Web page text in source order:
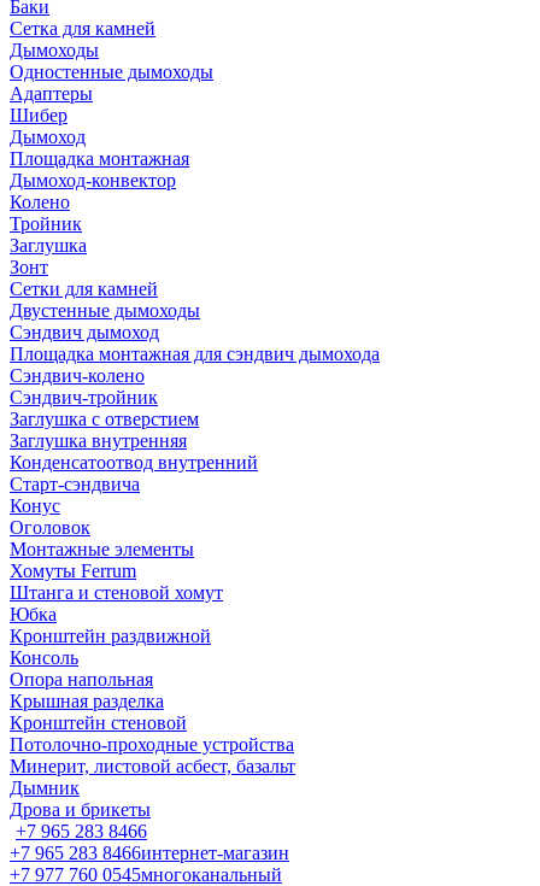
Баки
Сетка для камней
Дымоходы
Одностенные дымоходы
Адаптеры
Шибер
Дымоход
Площадка монтажная
Дымоход-конвектор
Колено
Тройник
Заглушка
Зонт
Сетки для камней
Двустенные дымоходы
Сэндвич дымоход
Площадка монтажная для сэндвич дымохода
Сэндвич-колено
Сэндвич-тройник
Заглушка с отверстием
Заглушка внутренняя
Конденсатоотвод внутренний
Старт-сэндвича
Конус
Оголовок
Монтажные элементы
Хомуты Ferrum
Штанга и стеновой хомут
Юбка
Кронштейн раздвижной
Консоль
Опора напольная
Крышная разделка
Кронштейн стеновой
Потолочно-проходные устройства
Минерит, листовой асбест, базальт
Дымник
Дрова и брикеты
+7 965 283 8466
+7 965 283 8466интернет-магазин
+7 977 760 0545многоканальный